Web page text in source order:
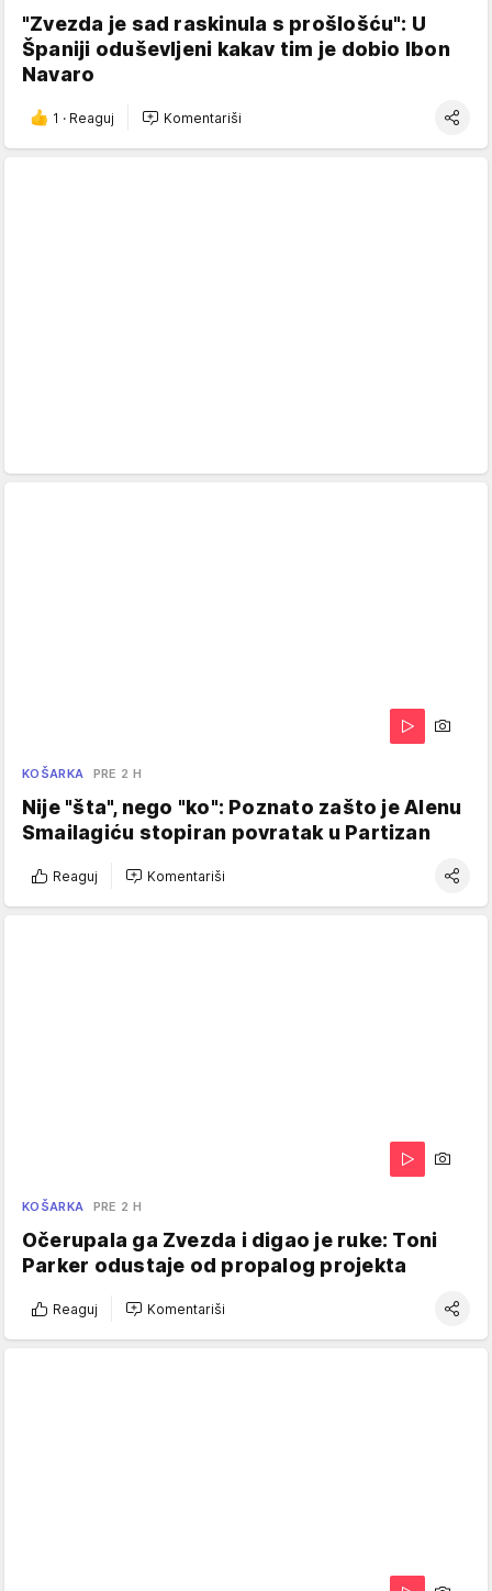
"Zvezda je sad raskinula s prošlošću": U
Španiji oduševljeni kakav tim je dobio Ibon
Navaro
1 · Reaguj Komentariši
KOŠARKA PRE 2 H
Nije "šta", nego "ko": Poznato zašto je Alenu
Smailagiću stopiran povratak u Partizan
Reaguj Komentariši
KOŠARKA PRE 2 H
Očerupala ga Zvezda i digao je ruke: Toni
Parker odustaje od propalog projekta
Reaguj Komentariši